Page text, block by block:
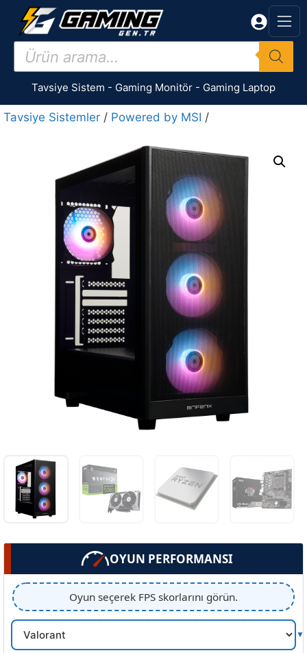
İçeriğe
Products
search
Tavsiye Sistem - Gaming Monitör - Gaming Laptop
Tavsiye Sistemler / Powered by MSI /
OYUN PERFORMANSI
Oyun seçerek FPS skorlarını görün.
Oyun
Secin